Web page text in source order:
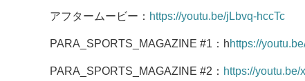
アフタームービー： https://youtu.be/jLbvq-hccTc
PARA_SPORTS_MAGAZINE #1：hhttps://
PARA_SPORTS_MAGAZINE #2： https://youtu.be/